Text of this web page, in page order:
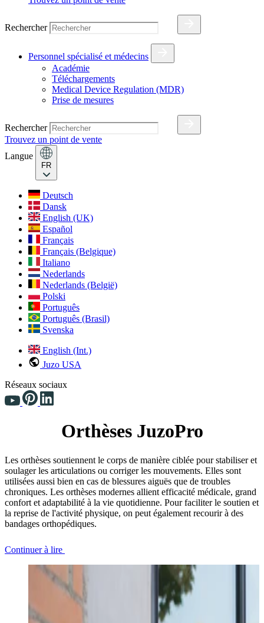
Rechercher
Personnel spécialisé et médecins
Académie
Téléchargements
Medical Device Regulation (MDR)
Prise de mesures
Rechercher
Trouvez un point de vente
Langue
FR
Deutsch
Dansk
English (UK)
Español
Français
Français (Belgique)
Italiano
Nederlands
Nederlands (België)
Polski
Português
Português (Brasil)
Svenska
English (Int.)
Juzo USA
Réseaux sociaux
Orthèses JuzoPro
Les orthèses soutiennent le corps de manière ciblée pour stabiliser et
soulager les articulations ou corriger les mouvements. Elles sont
utilisées aussi bien en cas de blessures aiguës que de troubles
chroniques. Les orthèses modernes allient efficacité médicale, grand
confort et adaptabilité à la vie quotidienne. Pour faciliter le soutien et
la reprise de l'activité physique, on peut également recourir à des
bandages orthopédiques.
Continuer à lire